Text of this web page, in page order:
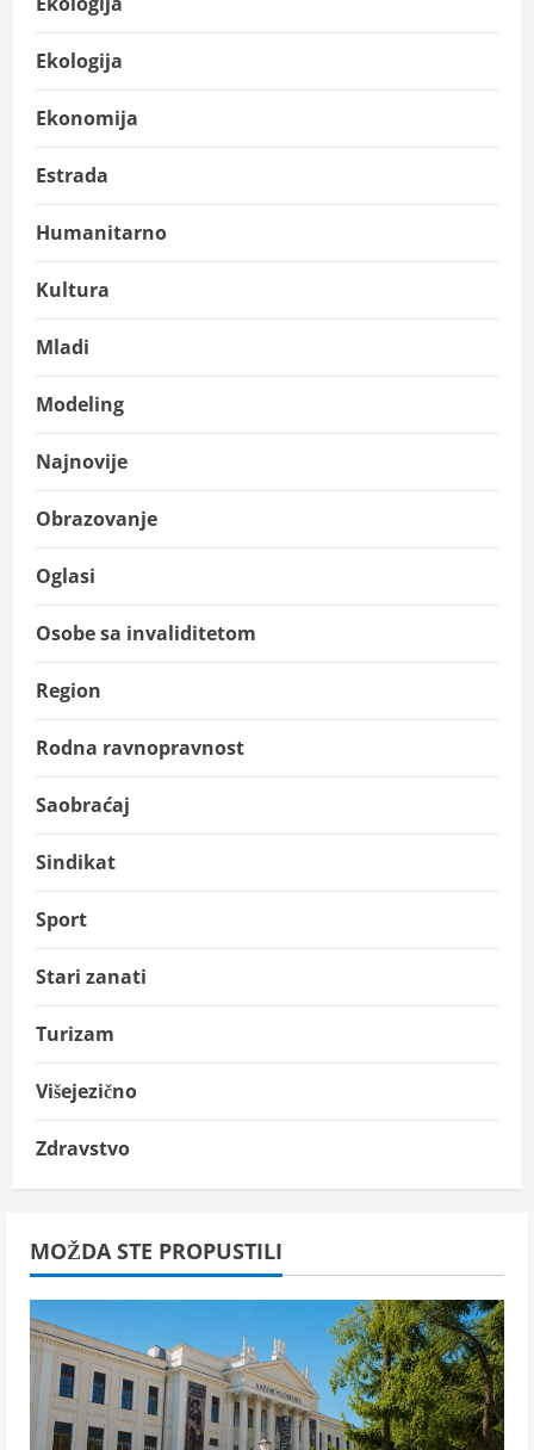
Ekologija
Ekonomija
Estrada
Humanitarno
Kultura
Mladi
Modeling
Najnovije
Obrazovanje
Oglasi
Osobe sa invaliditetom
Region
Rodna ravnopravnost
Saobraćaj
Sindikat
Sport
Stari zanati
Turizam
Višejezično
Zdravstvo
MOŽDA STE PROPUSTILI